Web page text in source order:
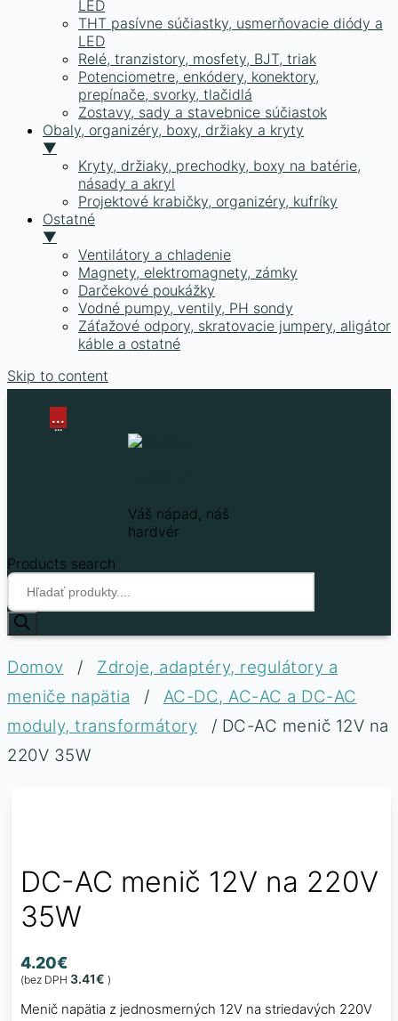
LED
THT pasívne súčiastky, usmerňovacie diódy a
LED
Relé, tranzistory, mosfety, BJT, triak
Potenciometre, enkódery, konektory,
prepínače, svorky, tlačidlá
Zostavy, sady a stavebnice súčiastok
Obaly, organizéry, boxy, držiaky a kryty
▼
Kryty, držiaky, prechodky, boxy na batérie,
násady a akryl
Projektové krabičky, organizéry, kufríky
Ostatné
▼
Ventilátory a chladenie
Magnety, elektromagnety, zámky
Darčekové poukážky
Vodné pumpy, ventily, PH sondy
Záťažové odpory, skratovacie jumpery, aligátor
káble a ostatné
Skip to content
Váš nápad, náš
hardvér
Products search
...
...
Domov /
Zdroje, adaptéry, regulátory a
meniče napätia
/
AC-DC, AC-AC a DC-AC
moduly, transformátory
/ DC-AC menič 12V na
220V 35W
DC-AC menič 12V na 220V
35W
4.20€
(bez DPH 3.41€ )
Menič napätia z jednosmerných 12V na striedavých 220V